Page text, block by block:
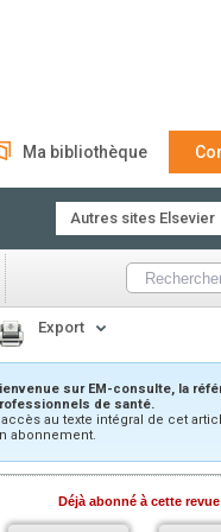
Ma bibliothèque
Autres sites Elsevier
Export
sur EM-consulte, la
de santé.
au texte intégral de cet
abonnement.
Déjà abonné à cette